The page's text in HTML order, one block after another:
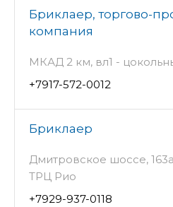
Бриклаер, торгово-
компания
МКАД 2 км, вл1 -
+7917-572-0012
Бриклаер
Дмитровское шоссе,
ТРЦ Рио
+7929-937-0118